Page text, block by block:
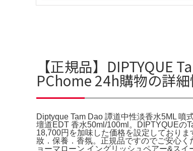
【正規品】DIPTYQUE
PChome 24h購物の詳
Diptyque Tam Dao 譚道中性淡香水5ML
壇道EDT 香水50ml/100ml。DIPTYQUEの
18,700円を加味した価格を設定しており
妝．保養．香氛。正規品ですのでご安心
ョーマローン イングリッシュペアー&ス